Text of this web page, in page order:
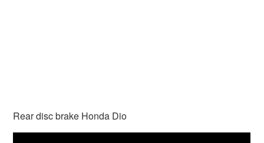
Rear disc brake Honda Dio